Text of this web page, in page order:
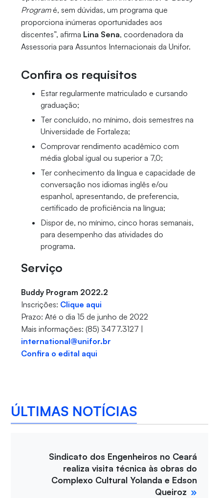
Programé, sem dúvidas, um programa que
proporciona inúmeras oportunidades aos
discentes”, afirma Lina Sena, coordenadora da
Assessoria para Assuntos Internacionais da Unifor.
Confira os requisitos
Estar regularmente matriculado e cursando
graduação;
Ter concluído, no mínimo, dois semestres na
Universidade de Fortaleza;
Comprovar rendimento acadêmico com
média global igual ou superior a 7,0;
Ter conhecimento da língua e capacidade de
conversação nos idiomas inglês e/ou
espanhol, apresentando, de preferencia,
certificado de proficiência na língua;
Dispor de, no mínimo, cinco horas semanais,
para desempenho das atividades do
programa.
Serviço
Buddy Program 2022.2
Inscrições: Clique aqui
Prazo: Até o dia 15 de junho de 2022
Mais informações: (85) 3477.3127 |
international@unifor.br
Confira o edital aqui
ÚLTIMAS NOTÍCIAS
Sindicato dos Engenheiros no Ceará
realiza visita técnica às obras do
Complexo Cultural Yolanda e Edson
Queiroz